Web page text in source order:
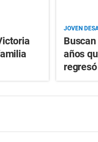
JOVEN
años
regresó